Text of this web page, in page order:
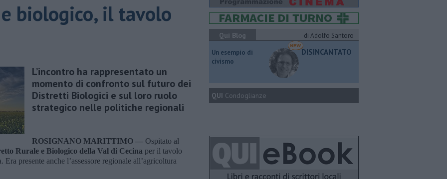
biologico, il tavolo
L’incontro ha rappresentato un
momento di confronto sul futuro dei
Distretti Biologici e sul loro ruolo
strategico nelle politiche regionali
ROSIGNANO MARITTIMO — Ospitato al
Rurale e Biologico della Val di Cecina per il tavolo
presente anche l’assessore regionale all’agricoltura
Qui Blog
di Adolfo Santoro
​Un esempio di
civismo
DISINCANTATO
QUI Condoglianze